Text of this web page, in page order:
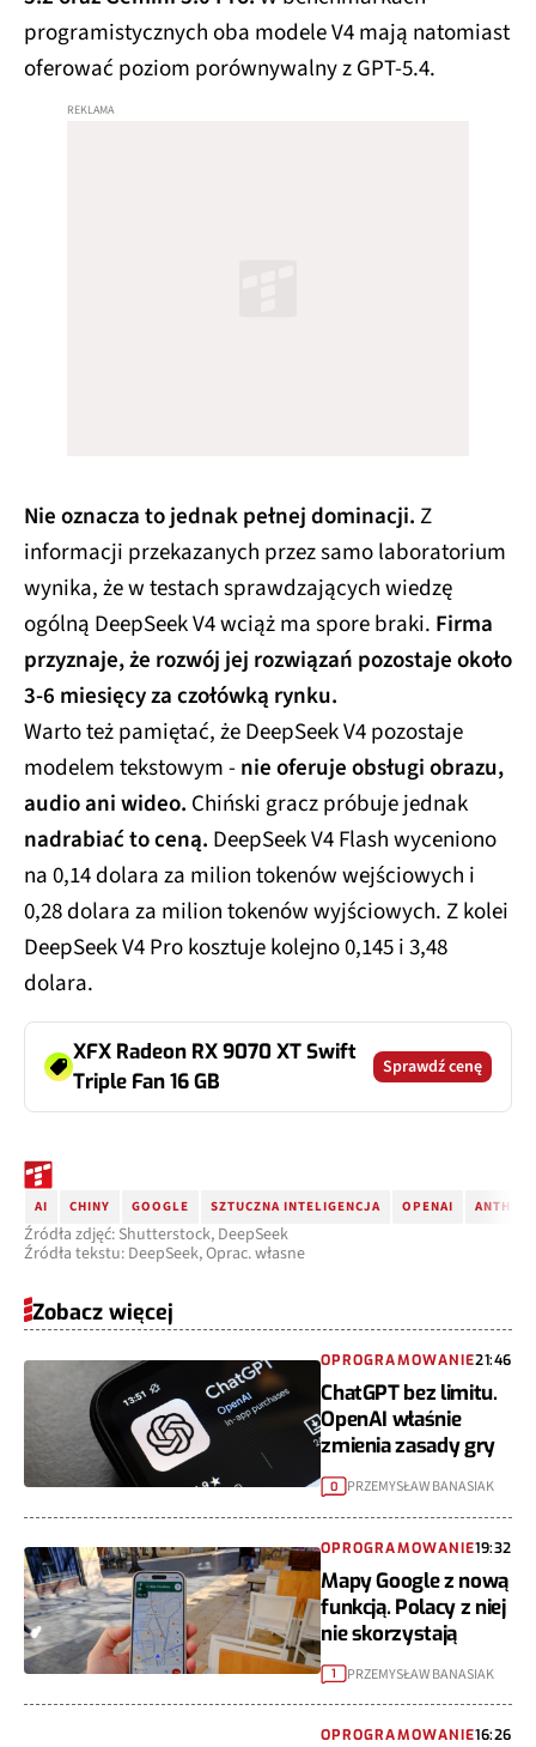
programistycznych oba modele V4 mają natomiast
oferować poziom porównywalny z GPT-5.4.
Nie oznacza to jednak pełnej dominacji.Z
informacji przekazanych przez samo laboratorium
wynika, że w testach sprawdzających wiedzę
ogólną DeepSeek V4 wciąż ma spore braki. Firma
przyznaje, że rozwój jej rozwiązań pozostaje około
3-6 miesięcy za czołówką rynku.
Warto też pamiętać, że DeepSeek V4 pozostaje
modelem tekstowym -nie oferuje obsługi obrazu,
audio ani wideo. Chiński gracz próbuje jednak
nadrabiać to ceną. DeepSeek V4 Flash wyceniono
na 0,14 dolara za milion tokenów wejściowych i
0,28 dolara za milion tokenów wyjściowych. Z kolei
DeepSeek V4 Pro kosztuje kolejno 0,145 i 3,48
dolara.
XFX Radeon RX 9070 XT Swift
Triple Fan 16 GB
Sprawdź cenę
AI CHINY GOOGLE SZTUCZNA INTELIGENCJA OPENAI
Źródła zdjęć: Shutterstock, DeepSeek
Źródła tekstu: DeepSeek, Oprac. własne
Zobacz więcej
OPROGRAMOWANIE21:46
ChatGPT bez limitu.
OpenAI właśnie
zmienia zasady gry
0 PRZEMYSŁAW BANASIAK
OPROGRAMOWANIE19:32
Mapy Google z nową
funkcją. Polacy z niej
nie skorzystają
1 PRZEMYSŁAW BANASIAK
OPROGRAMOWANIE16:26